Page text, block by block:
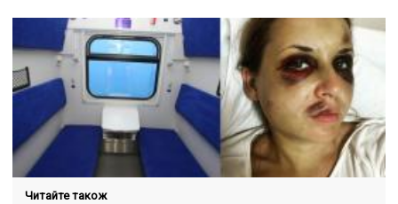
Читайте також